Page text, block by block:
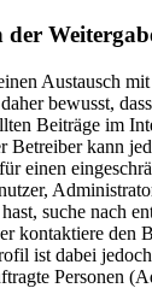
der
Austausch
bewusst,
Beiträge im
Betreiber kann
einen
suche nach
kontaktiere den
ist dabei
Personen